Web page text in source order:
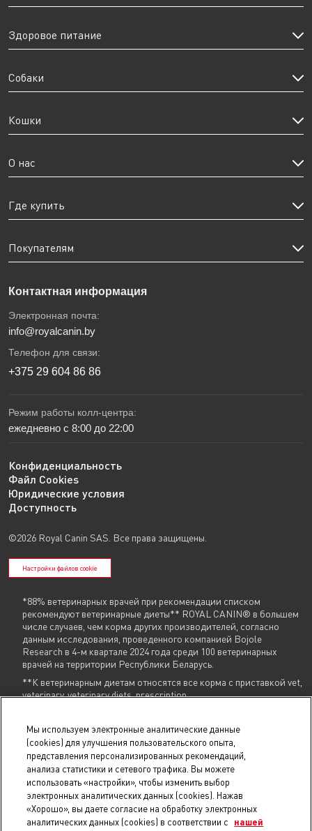
Здоровое питание
Собаки
Кошки
О нас
Где купить
Покупателям
Контактная информация
Электронная почта:
info@royalcanin.by
Телефон для связи:
+375 29 604 86 86
Режим работы колл-центра:
ежедневно с 8:00 до 22:00
Конфиденциальность
Файл Cookies
Юридические условия
Доступность
©2026 Royal Canin SAS. Все права защищены.
Настройки файлов cookie
*88% ветеринарных врачей при рекомендации списком
рекомендуют ветеринарные диеты** ROYAL CANIN® в большем
числе случаев, чем корма других производителей, согласно
данным исследования, проведенного компанией Bojole
Research в 4-м квартале 2024 года среди 100 ветеринарных
врачей на территории Республики Беларусь.
**К ветеринарным диетам относятся все корма с приставкой vet,
veterinary, veterinary diets, prescription
Указанные контакты ( +375 29 604 86 86,info@royalcanin.by) являются в том
числе контактами для связи по вопросам обращения покупателей о
В торговом реестре с 31 июля 2025 г., № регистрации 754731.
В реестре БелГИЭ с 15 мая 2025 г., № регистрации 206019, адрес ресурса:
royalcanin.by, владелец ресурса: Унитарное предприятие
«РусканБел». Проверить регистрацию.
© 2025 royalcanin.by, Продавец УНП 190806803, регистрация №190806803,
22.02.2007, Мингорисполком, Общество с ограниченной ответственностью
Мы используем электронные аналитические данные
(cookies) для улучшения пользовательского опыта,
представления персонализированных рекомендаций,
анализа статистики и сетевого трафика. Вы можете
использовать «настройки», чтобы изменить выбор
электронных аналитических данных (cookies). Нажав
«Хорошо», вы даете согласие на обработку электронных
аналитических данных (cookies) в соответствии с
нашей